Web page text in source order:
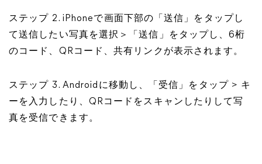
ステップ 2. iPhoneで画面下部の「送信」をタップし
て送信したい写真を選択＞「送信」をタップし、6桁
のコード、QRコード、共有リンクが表示されます。
ステップ 3. Androidに移動し、「受信」をタップ > キ
ーを入力したり、QRコードをスキャンしたりして写
真を受信できます。